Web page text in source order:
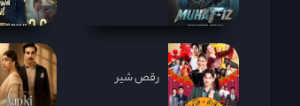
رقص شیر